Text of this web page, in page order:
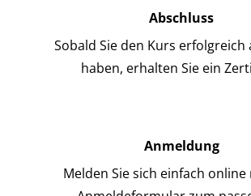
Abschluss
Sobald Sie den Kurs erfolgreich
haben, erhalten Sie ein
Anmeldung
Melden Sie sich einfach